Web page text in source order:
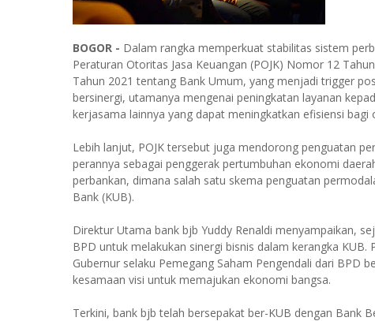
BOGOR - Dalam rangka memperkuat stabilitas sistem
Peraturan Otoritas Jasa Keuangan (POJK) Nomor 12
Tahun 2021 tentang Bank Umum, yang menjadi trigger
bersinergi, utamanya mengenai peningkatan layanan
kerjasama lainnya yang dapat meningkatkan efisiensi bagi
Lebih lanjut, POJK tersebut juga mendorong penguatan
perannya sebagai penggerak pertumbuhan ekonomi
perbankan, dimana salah satu skema penguatan
Bank (KUB).
Direktur Utama bank bjb Yuddy Renaldi menyampaikan,
BPD untuk melakukan sinergi bisnis dalam kerangka
Gubernur selaku Pemegang Saham Pengendali dari BPD
kesamaan visi untuk memajukan ekonomi bangsa.
Terkini, bank bjb telah bersepakat ber-KUB dengan Bank